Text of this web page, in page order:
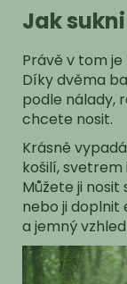
Jak
Právě v tom je
Díky dvěma
podle nálady,
chcete nosit.
Krásně
košilí, svetrem
Můžete ji
nebo ji doplnit
a jemný vzhled